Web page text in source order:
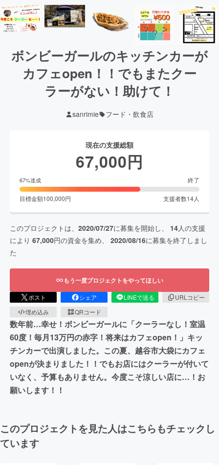
ボンビーガールのキッチンカーが
カフェopen！！でもまたクー
ラーがない！助けて！
sanrimie フード・飲食店
現在の支援総額
67,000円
67%達成 終了
目標金額100,000円 支援者数14人
このプロジェクトは、 2020/07/27に募集を開始し、 14人の支援
により 67,000円の資金を集め、 2020/08/16に募集を終了しまし
た
もう一度プロジェクトをやってほしい
ポスト シェア LINEで送る
URLコピー
埋め込み
QRコード
数年前…幸せ！ボンビーガールに「クーラーなし！室温
60度！毎月13万円の赤字！将来はカフェopen！」キッ
チンカーで出演しました。この夏、越谷市大袋にカフェ
openが決まりました！！でもお店にはクーラーが付いて
いなく、予算もありません。今度こそ涼しい店に…！お
願いします！！
このプロジェクトを見た人はこちらもチェックし
ています